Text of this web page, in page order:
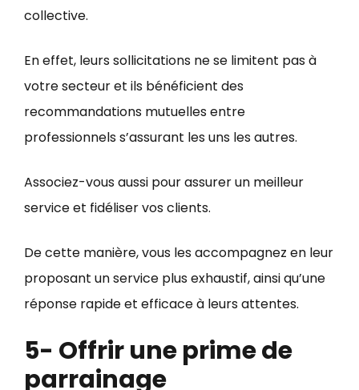
collective.
En effet, leurs sollicitations ne se limitent pas à
votre secteur et ils bénéficient des
recommandations mutuelles entre
professionnels s’assurant les uns les autres.
Associez-vous aussi pour assurer un meilleur
service et fidéliser vos clients.
De cette manière, vous les accompagnez en leur
proposant un service plus exhaustif, ainsi qu’une
réponse rapide et efficace à leurs attentes.
5- Offrir une prime de
parrainage